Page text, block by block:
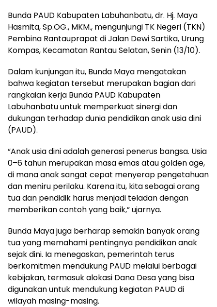
Bunda PAUD Kabupaten Labuhanbatu, dr. Hj. Maya
Hasmita, Sp.OG., MKM., mengunjungi TK Negeri (TKN)
Pembina Rantauprapat di Jalan Dewi Sartika, Urung
Kompas, Kecamatan Rantau Selatan, Senin (13/10).
Dalam kunjungan itu, Bunda Maya mengatakan
bahwa kegiatan tersebut merupakan bagian dari
rangkaian kerja Bunda PAUD Kabupaten
Labuhanbatu untuk memperkuat sinergi dan
dukungan terhadap dunia pendidikan anak usia dini
(PAUD).
“Anak usia dini adalah generasi penerus bangsa. Usia
0–6 tahun merupakan masa emas atau golden age,
di mana anak sangat cepat menyerap pengetahuan
dan meniru perilaku. Karena itu, kita sebagai orang
tua dan pendidik harus menjadi teladan dengan
memberikan contoh yang baik,” ujarnya.
Bunda Maya juga berharap semakin banyak orang
tua yang memahami pentingnya pendidikan anak
sejak dini. Ia menegaskan, pemerintah terus
berkomitmen mendukung PAUD melalui berbagai
kebijakan, termasuk alokasi Dana Desa yang bisa
digunakan untuk mendukung kegiatan PAUD di
wilayah masing-masing.